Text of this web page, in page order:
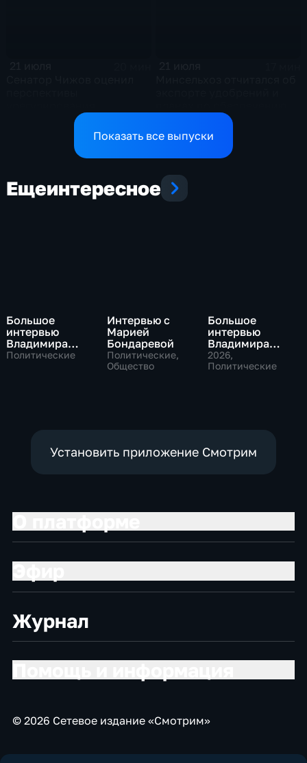
конфликтов на Ближнем
Востоке и диалог с
аграриев топливом
Показать все выпуски
Ещеинтересное
Большое
интервью
Владимира
Путина Сергею
Политические
Интервью с
Марией
Бондаревой
Политические,
Общество
Большое
интервью
Владимира
Соловьева
Роджеру
2026,
Политические
Установить приложение Смотрим
Журнал
© 2026 Сетевое издание «Смотрим»